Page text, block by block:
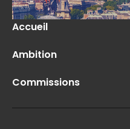
Accueil
Ambition
Commissions